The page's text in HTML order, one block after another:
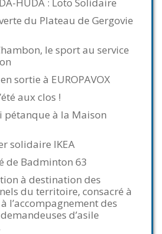
du Plateau de Gergovie
le sport au service
sortie à EUROPAVOX
aux clos !
pétanque à la Maison
solidaire IKEA
de Badminton 63
à destination des
du territoire, consacré à
l’accompagnement des
d’asile